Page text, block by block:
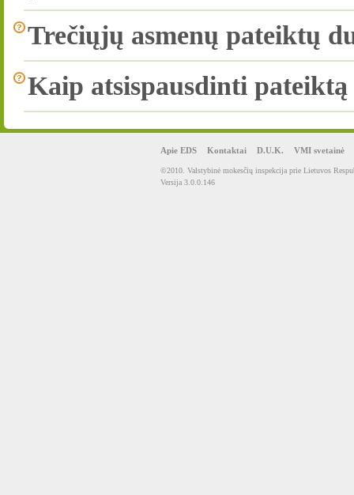
Trečiųjų asmenų pateiktų
Kaip atsispausdinti
Apie EDS Kontaktai D.U.K. VMI svetainė
©2010. Valstybinė mokesčių inspekcija prie Lietuvos
Versija 3.0.0.146